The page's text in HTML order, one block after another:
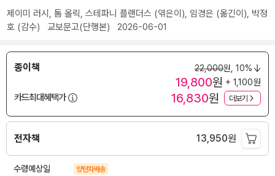
제이미 러시 , 톰 올릭, 스테파니 플랜더스 (엮은이), 임경은 (옮긴이), 박정
호 (감수) 교보문고(단행본) 2026-06-01
종이책 22,000원, 10%
19,800원 + 1,100원
카드최대혜택가
16,830원 더보기
전자책 13,950원
수령예상일 양탄자배송